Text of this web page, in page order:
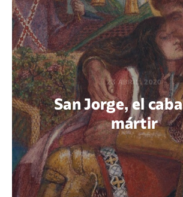
23 ABRIL, 2020
San Jorge, el
mártir
POR GUADALUPE